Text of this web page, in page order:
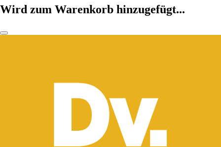
Wird zum Warenkorb hinzugefügt...